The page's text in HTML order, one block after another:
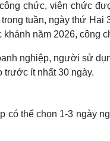
chức, viên chức
tuần, ngày thứ
khánh năm 2026, công
nghiệp, người sử
trước ít nhất 30 ngày.
có thể chọn 1-3 ngày